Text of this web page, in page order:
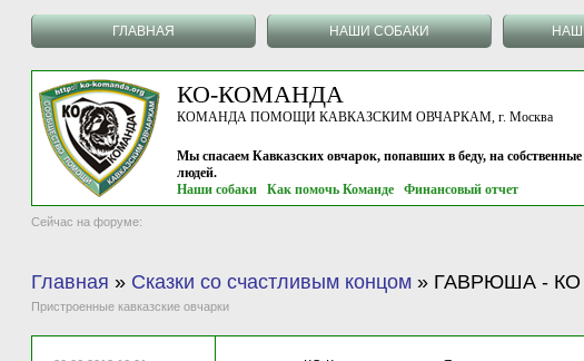
ГЛАВНАЯ НАШИ СОБАКИ
КО-КОМАНДА
КОМАНДА ПОМОЩИ КАВКАЗСКИМ ОВЧАРКАМ, г. Москва
Мы спасаем Кавказских овчарок, попавших в беду, на
людей.
Наши собаки
Как помочь Команде Финансовый отчет
Сейчас на форуме:
Главная » Сказки со счастливым концом » ГАВРЮША - КО
Пристроенные кавказские овчарки